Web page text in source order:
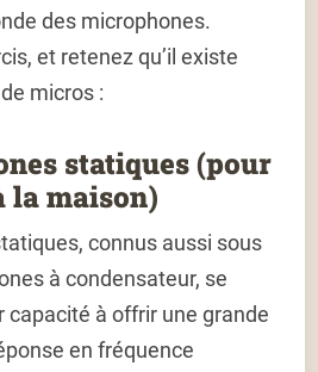
des microphones.
et retenez qu’il existe
micros :
statiques (pour
la maison)
connus aussi sous
à condensateur, se
capacité à offrir une grande
en fréquence